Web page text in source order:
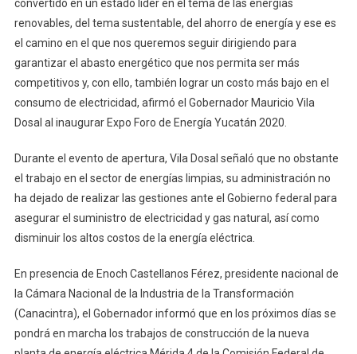
convertido en un estado líder en el tema de las energías
renovables, del tema sustentable, del ahorro de energía y ese es
el camino en el que nos queremos seguir dirigiendo para
garantizar el abasto energético que nos permita ser más
competitivos y, con ello, también lograr un costo más bajo en el
consumo de electricidad, afirmó el Gobernador Mauricio Vila
Dosal al inaugurar Expo Foro de Energía Yucatán 2020.
Durante el evento de apertura, Vila Dosal señaló que no obstante
el trabajo en el sector de energías limpias, su administración no
ha dejado de realizar las gestiones ante el Gobierno federal para
asegurar el suministro de electricidad y gas natural, así como
disminuir los altos costos de la energía eléctrica.
En presencia de Enoch Castellanos Férez, presidente nacional de
la Cámara Nacional de la Industria de la Transformación
(Canacintra), el Gobernador informó que en los próximos días se
pondrá en marcha los trabajos de construcción de la nueva